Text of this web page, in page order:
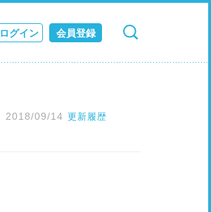
ログイン 会員登録
検索 キャンセル
2018/09/14 更新履歴